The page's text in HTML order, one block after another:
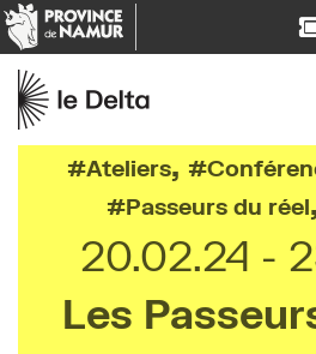
Ateliers,
Passeurs du réel,
20.02.24
Les